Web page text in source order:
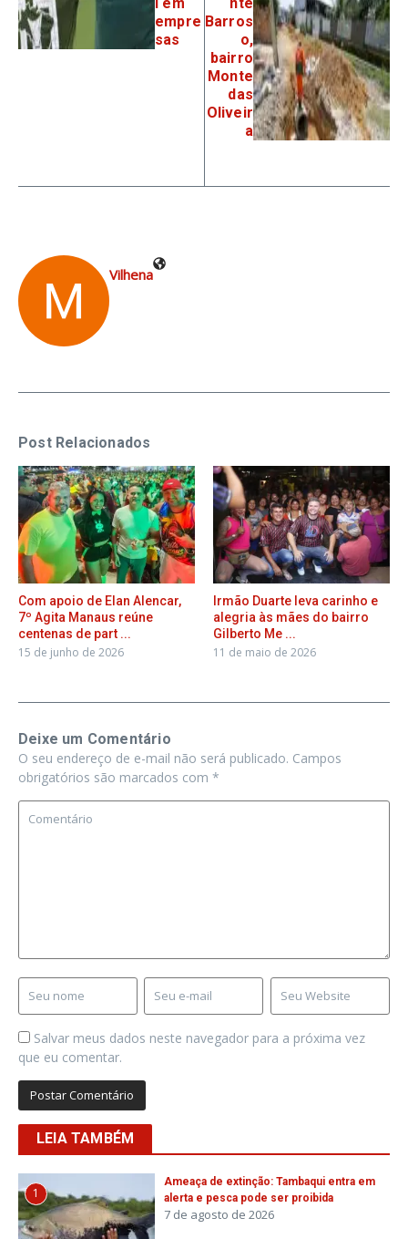
empre
sas
Barros
o,
bairro
Monte
das
Oliveir
a
Vilhena
Post Relacionados
Com apoio de Elan Alencar,
7º Agita Manaus reúne
centenas de part ...
15 de junho de 2026
Irmão Duarte leva carinho e
alegria às mães do bairro
Gilberto Me ...
11 de maio de 2026
Deixe um Comentário
O seu endereço de e-mail não será publicado. Campos
obrigatórios são marcados com *
Salvar meus dados neste navegador para a próxima vez
que eu comentar.
LEIA TAMBÉM
1
Ameaça de extinção: Tambaqui entra em
alerta e pesca pode ser proibida
7 de agosto de 2026